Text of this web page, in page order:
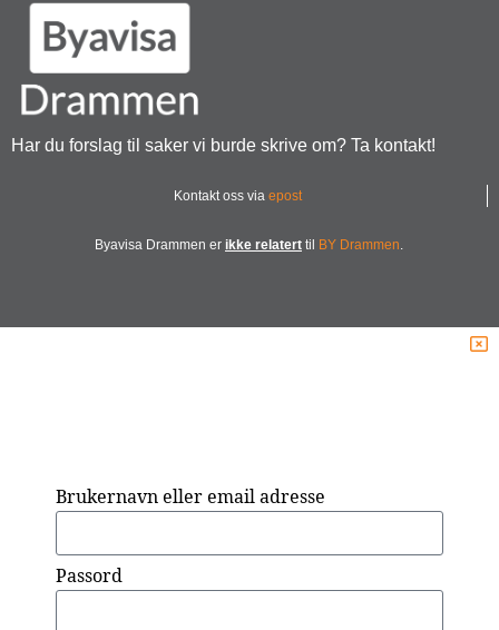
Har du forslag til saker vi burde skrive om? Ta kontakt!
Kontakt oss via epost
Byavisa Drammen er ikke relatert til BY Drammen.
Brukernavn eller email adresse
Passord